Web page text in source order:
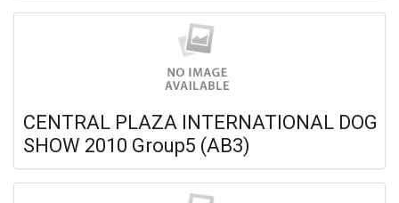
CENTRAL PLAZA INTERNATIONAL DOG
SHOW 2010 Group5 (AB3)